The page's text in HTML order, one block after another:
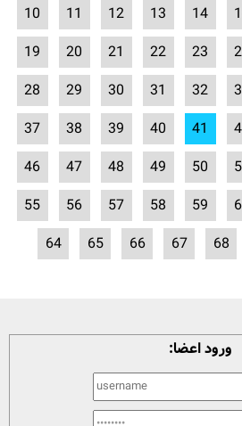
10
11 12 13 14
19
20 21 22 23
28
29 30 31 32
37
38 39 40 41
46
47 48 49 50
55
56 57 58 59
64
65 66 67 68
ورود اعضا: